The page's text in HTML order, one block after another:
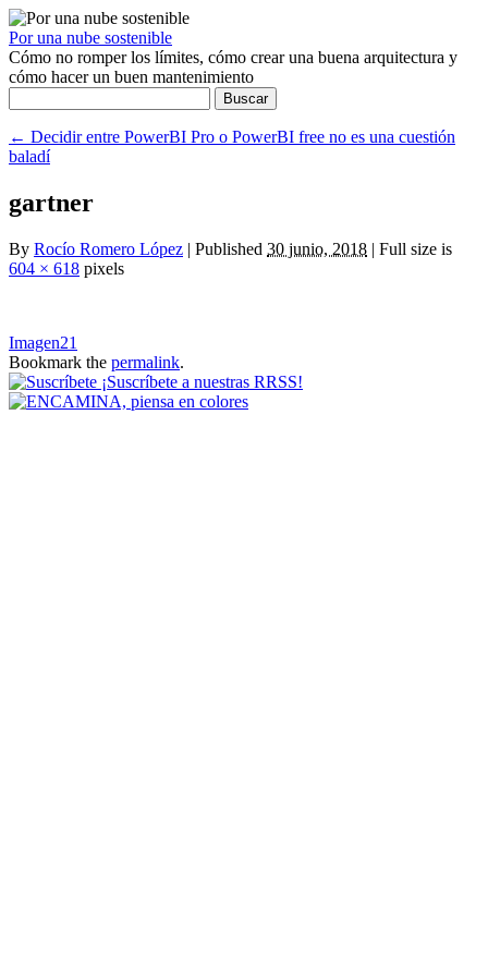
Por una nube sostenible
Cómo no romper los límites, cómo crear una buena arquitectura y
cómo hacer un buen mantenimiento
← Decidir entre PowerBI Pro o PowerBI free no es una cuestión
baladí
gartner
By Rocío Romero López | Published 30 junio, 2018 | Full size is
604 × 618 pixels
Imagen21
Bookmark the permalink.
¡Suscríbete a nuestras RRSS!